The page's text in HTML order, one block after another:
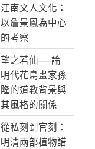
江南文人文化：
以詹景鳳為中心
的考察
望之若仙──論
明代花鳥畫家孫
隆的道教背景與
其風格的關係
從私刻到官刻：
明清兩部植物譜